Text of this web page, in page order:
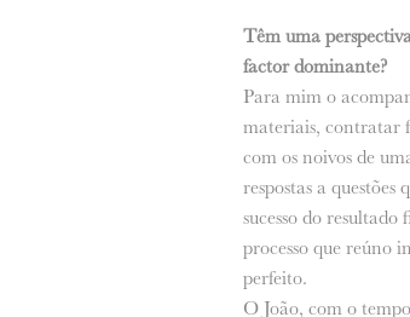
Têm uma
factor dominante?
Para mim o
materiais, contratar
com os noivos de
respostas a
sucesso do
processo que reúno
perfeito.
O João, com o